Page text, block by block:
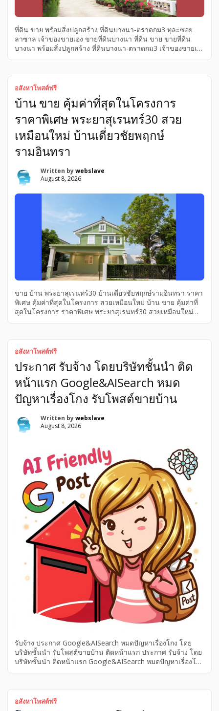
ที่ดิน ขาย พร้อมสิ่งปลูกสร้าง ที่ดินบางนา-ตราดกม3 ทุละซอย
ลาซาล เจ้าของขายเอง ขายที่ดินบางนา ที่ดิน ขาย ขายที่ดิน
บางนา พร้อมสิ่งปลูกสร้าง ที่ดินบางนา-ตราดกม3 เจ้าของขายเอง
ขายที่ดินบางนา พร้อมสิ่งปลูกสร้าง ที่ดินบางนา-ตราดกม3
เจ้าของขายเอง ทุละซอยลาซาล ขายที่ดินบางนา-ตราด กม. 3
พร้อมสิ่งปลูกสร้าง ตรงข้ามเซ็นทรัลบางนา(เจ้าของขายเอง)
ทำเลดีเหมาะกับการซื้อลงทุน หรือ ปลูกบ้านอยู่อาศัยเอง เดินทาง
สะดวก ซอยบางนา-ตราด32-เข้าจากซอยบางนา-ตราด 32 เพียง
200 เมตร -ถนนซอยกว้าง 6 เมตร บ้านอยู่ติดถนนหลักซอย– ซอย
อยู่ติดกับซอยเชื่อมทุละซอยลาซาล– เดินทางถึง BTSบางนา หรือ
อุดมสุข เพียง […]
อสังหาโพสต์ฟรี
บ้าน ขาย คุ้มค่าที่สุดในโครงการ
ราคาพิเศษ พระยาสุเรนทร์30 สวย
เหมือนใหม่ บ้านเดี่ยวชัยพฤกษ์
รามอินทรา
Written bywebslave
August 8, 2026
ขาย บ้าน พระยาสุเรนทร์30 บ้านเดี่ยวชัยพฤกษ์รามอินทรา ราคา
พิเศษ คุ้มค่าที่สุดในโครงการ สวยเหมือนใหม่ บ้าน ขาย คุ้มค่าที่
สุดในโครงการ ราคาพิเศษ พระยาสุเรนทร์30 สวยเหมือนใหม่
พิเศษ สวยเหมือนใหม่ คุ้มค่าที่สุดในโครงการ พระยาสุเรนทร์30
ขายบ้านเดี่ยวชัยพฤกษ์รามอินทรา ราคาพิเศษ สวยเหมือนใหม่
คุ้มค่าที่สุดในโครงการ พระยาสุเรนทร์30 แปลงสวยทิศใต้ไม่ร้อน
สนใจนัดดูบ้านได้เลยค่ะ คุยง่าย พร้อมดูแลและให้ข้อมูลบ้านเพิ่ม
เติมทุกวัน Entity : ขายบ้านเดี่ยวหมู่บ้านชัยพฤกษ์ รามอินทรา
พระยาสุเรนทร์30 Property Type: บ้านเดี่ยว 2 ชั้น สไตล์โม
เดิร์น (แบบบ้าน Venti) 3 ห้องนอน 3 ห้องน้ำ 53.8 ตร.ว. พื้นที่
ใช้สอย […]
อสังหาโพสต์ฟรี
ประกาศ รับจ้าง โดยบริษัทชั้นนำ ติด
หน้าแรก Google&AISearch หมด
ปัญหาเรื่องโกง รับโพสต์ขายบ้าน
Written bywebslave
August 8, 2026
รับจ้าง ประกาศ Google&AISearch หมดปัญหาเรื่องโกง โดย
บริษัทชั้นนำ รับโพสต์ขายบ้าน ติดหน้าแรก ประกาศ รับจ้าง โดย
บริษัทชั้นนำ ติดหน้าแรก Google&AISearch หมดปัญหาเรื่องโกง
Search โดยบริษัทชั้นนำ หมดปัญหาเรื่องโกงรับโพสต์ขายบ้านอ
สังหา คุณภาพสูง ติดหน้าแรก Google & AI Search โดยบริษัท
อสังหาโพสต์ฟรี